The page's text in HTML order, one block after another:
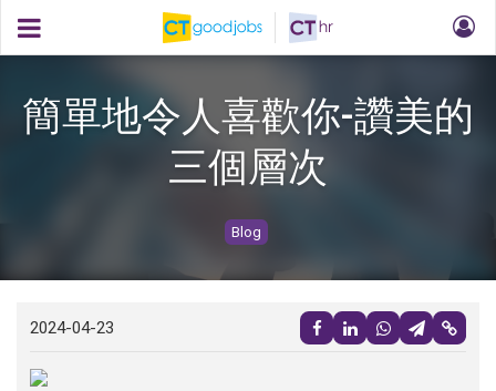
簡單地令人喜歡你-讚美的
三個層次
Blog
2024-04-23